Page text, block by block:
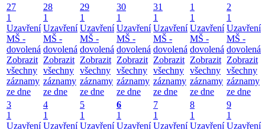
27
1
Uzavření
MŠ -
dovolená
Zobrazit
všechny
záznamy
ze dne
28
1
Uzavření
MŠ -
dovolená
Zobrazit
všechny
záznamy
ze dne
29
1
Uzavření
MŠ -
dovolená
Zobrazit
všechny
záznamy
ze dne
30
1
Uzavření
MŠ -
dovolená
Zobrazit
všechny
záznamy
ze dne
31
1
Uzavření
MŠ -
dovolená
Zobrazit
všechny
záznamy
ze dne
1
1
Uzavření
MŠ -
dovolená
Zobrazit
všechny
záznamy
ze dne
2
1
Uzavření
MŠ -
dovolená
Zobrazit
všechny
záznamy
ze dne
3
1
Uzavření
4
1
Uzavření
5
1
Uzavření
6
1
Uzavření
7
1
Uzavření
8
1
Uzavření
9
1
Uzavření